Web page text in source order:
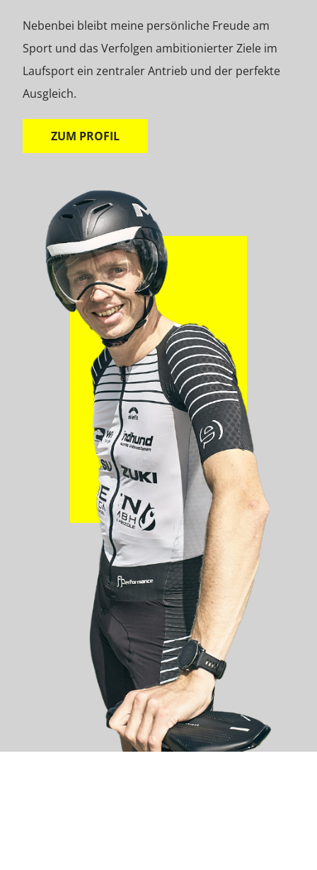
Nebenbei bleibt meine persönliche Freude am
Sport und das Verfolgen ambitionierter Ziele im
Laufsport ein zentraler Antrieb und der perfekte
Ausgleich.
ZUM PROFIL